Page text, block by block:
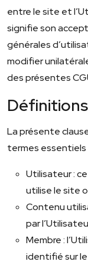
entre le site et
signifie son
générales
modifier
des présentes
Définitions
La présente
termes
Utilisateur :
utilise le site
Contenu
par
Membre :
identifié sur